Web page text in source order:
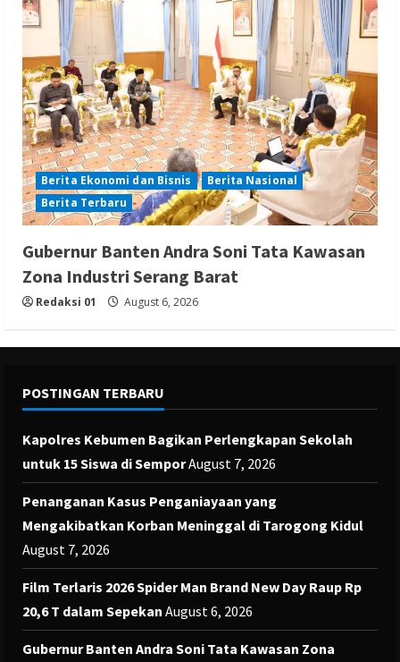
Berita Ekonomi dan Bisnis
Berita Nasional
Berita Terbaru
Gubernur Banten Andra Soni Tata Kawasan
Zona Industri Serang Barat
Redaksi 01 August 6, 2026
POSTINGAN TERBARU
Kapolres Kebumen Bagikan Perlengkapan Sekolah
untuk 15 Siswa di SemporAugust 7, 2026
Penanganan Kasus Penganiayaan yang
Mengakibatkan Korban Meninggal di Tarogong Kidul
August 7, 2026
Film Terlaris 2026 Spider Man Brand New Day Raup Rp
20,6 T dalam Sepekan August 6, 2026
Gubernur Banten Andra Soni Tata Kawasan Zona